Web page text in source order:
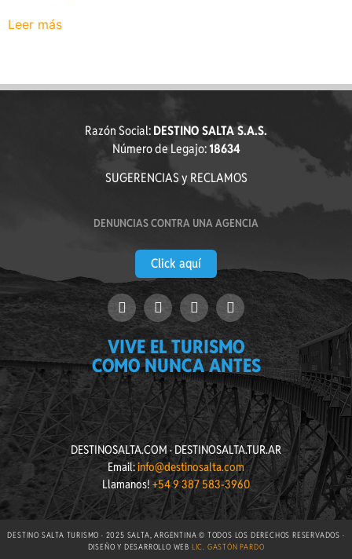
Leer más
Razón Social:DESTINO SALTA S.A.S.
Número de Legajo:18634
SUGERENCIAS y RECLAMOS
DENUNCIAS CONTRA UNA AGENCIA
Click aquí
VIVE EL TURISMO
COMO NUNCA ANTES
DESTINOSALTA.COM · DESTINOSALTA.TUR.AR
Email:info@destinosalta.com
Llamanos! +54 9 387 583-3960
DESTINO SALTA TURISMO · 2025 SALTA, ARGENTINA © TODOS LOS DERECHOS RESERVADOS ·
DISEÑO Y DESARROLLO WEB LIC. GASTÓN PARDO